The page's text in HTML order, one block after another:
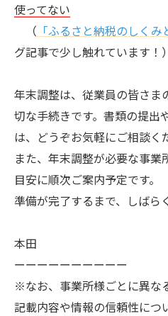
使ってない
（ 「ふるさと納税のしくみ
グ記事で少し触れています！）
年末調整は、従業員の皆さま
切な手続きです。書類の提出
は、どうぞお気軽にご相談く
また、年末調整が必要な事業
目安に順次ご案内予定です。
準備が完了するまで、しばら
本田
ーーーーーーーーーー
※なお、事業所様ごとに異な
記載内容や情報の信頼性につ